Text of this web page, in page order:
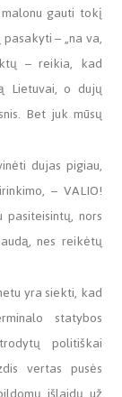
gauti tokį
– „na va,
– reikia, kad
Lietuvai, o dujų
Bet juk mūsų
dujas pigiau,
– VALIO!
nors
nes reikėtų
yra siekti, kad
statybos
politiškai
vertas pusės